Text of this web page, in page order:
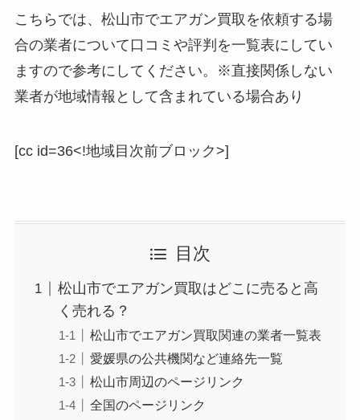
こちらでは、松山市でエアガン買取を依頼する場
合の業者について口コミや評判を一覧表にしてい
ますので参考にしてください。※直接関係しない
業者が地域情報として含まれている場合あり
[cc id=36<!地域目次前ブロック>]
目次
松山市でエアガン買取はどこに売ると高
く売れる？
松山市でエアガン買取関連の業者一覧表
愛媛県の公共機関など連絡先一覧
松山市周辺のページリンク
全国のページリンク